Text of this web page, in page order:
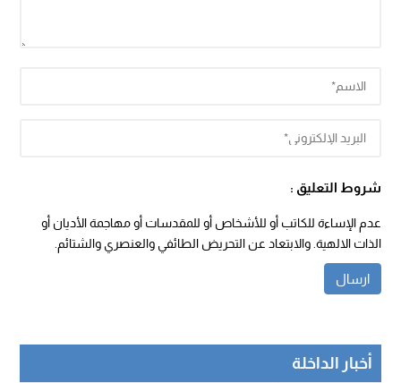
شروط التعليق :
عدم الإساءة للكاتب أو للأشخاص أو للمقدسات أو مهاجمة الأديان أو
الذات الالهية. والابتعاد عن التحريض الطائفي والعنصري والشتائم.
أخبار الداخلة